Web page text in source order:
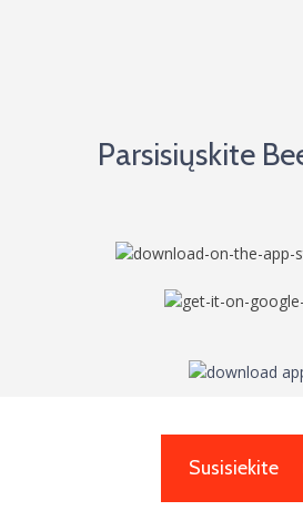
Parsisiųskite
Susisiekite